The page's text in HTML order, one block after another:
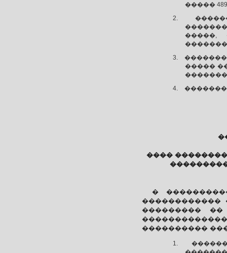
�����
�����,
�����
����
�
������������
��������� ��
����������